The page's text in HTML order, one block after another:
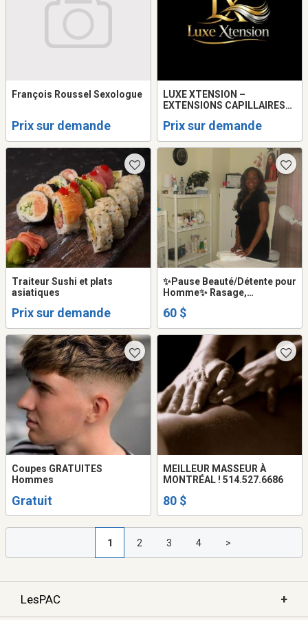
François Roussel Sexologue
Prix sur demande
LUXE XTENSION –
EXTENSIONS CAPILLAIRES
Prix sur demande
Traiteur Sushi et plats
asiatiques
Prix sur demande
✨Pause Beauté/Détente pour
Homme✨ Rasage,
60 $
Coupes GRATUITES
Hommes
Gratuit
MEILLEUR MASSEUR À
MONTRÉAL ! 514.527.6686
80 $
1 2 3 4 >
LesPAC +